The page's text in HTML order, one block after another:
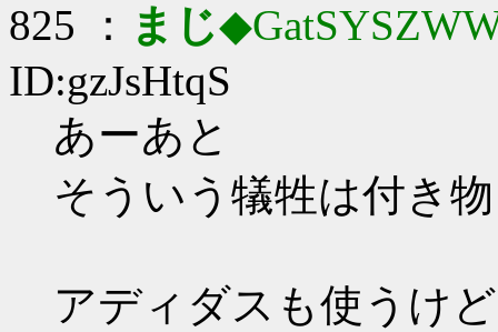
825 ： まじ
ID:gzJsHtqS
あーあと
そういう犠牲は付き物
アディダスも使うけ